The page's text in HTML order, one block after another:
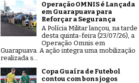
Operação OMNIS é Lançada
em Guarapuava para
Reforçar a Segurança
A Polícia Militar lançou, na tarde
desta quinta-feira (23/07/26), a
Operação Omnis em
Guarapuava. A ação integra uma mobilização
realizada s...
Copa Guaíra de Futebol
contou com bons jogos